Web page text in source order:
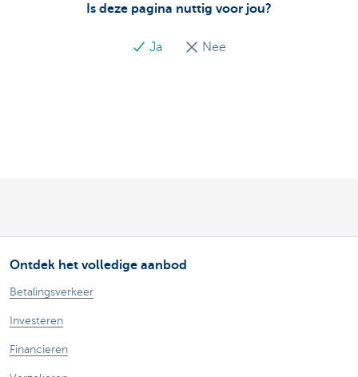
Is deze pagina nuttig voor jou?
Ja Nee
Ontdek het volledige aanbod
Betalingsverkeer
Investeren
Financieren